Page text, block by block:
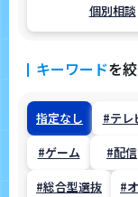
個別相談
キーワードを
指定なし #テレ
#ゲーム
#配信
#総合型選抜
#